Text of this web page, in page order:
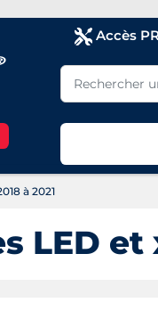
Accès
à 2021
LED et